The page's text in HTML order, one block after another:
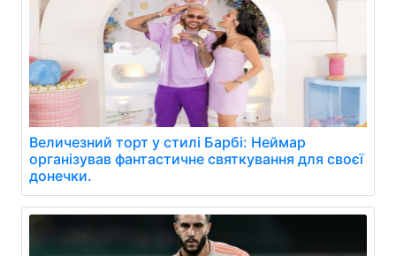
Величезний торт у стилі Барбі: Неймар
організував фантастичне святкування для своєї
донечки.